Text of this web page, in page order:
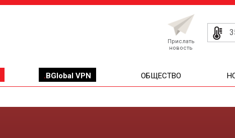
Прислать
новость
BGlobal VPN ОБЩЕСТВО